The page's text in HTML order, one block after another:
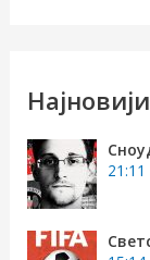
р
г
а
з
21:11